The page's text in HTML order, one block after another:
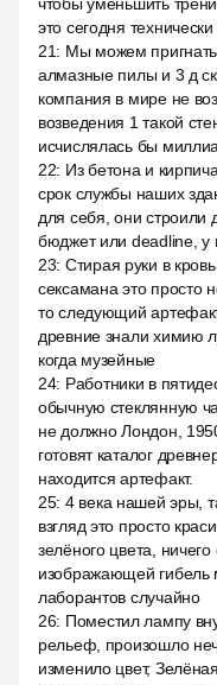
это сегодня
21: Мы можем пригнать
алмазные пилы и 3 д
компания в мире не
возведения 1 такой
исчислялась бы
22: Из бетона и
срок службы наших
для себя, они строили
бюджет или deadline, у
23: Стирая руки в
сексамана это просто
то следующий
древние знали химию
когда музейные
24: Работники в
обычную стеклянную
не должно Лондон,
готовят каталог
находится артефакт.
25: 4 века нашей эры,
взгляд это просто
зелёного цвета,
изображающей гибель
лаборантов случайно
26: Поместил лампу
рельеф, произошло
изменило цвет,